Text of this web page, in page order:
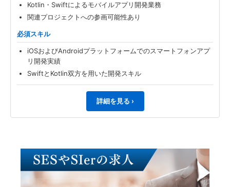
Kotlin・Swiftによるモバイルアプリ開発業務
関連プロジェクトへの参画可能性あり
必須スキル
iOSおよびAndroidプラットフォームでのスマートフォンアプ
リ開発実績
SwiftとKotlin双方を用いた開発スキル
詳細を見る ›